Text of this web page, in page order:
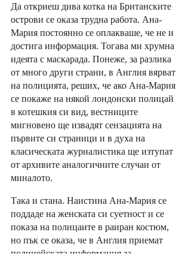
Да откриеш дива котка на Британските
острови се оказа трудна работа. Ана-
Мария постоянно се оплакваше, че не и
достига информация. Тогава ми хрумна
идеята с маскарада. Понеже, за разлика
от много други страни, в Англия вярват
на полицията, реших, че ако Ана-Мария
се покаже на някой лондонски полицай
в котешкия си вид, вестниците
мигновено ще извадят сензацията на
първите си страници и в духа на
класическата журналистика ще изтупат
от архивите аналогичните случаи от
миналото.
Така и стана. Наистина Ана-Мария се
поддаде на женската си суетност и се
показа на полицаите в раиран костюм,
но пък се оказа, че в Англия приемат
полицейската информация за